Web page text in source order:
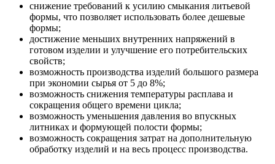
снижение требований к усилию смыкания литьевой
формы, что позволяет использовать более дешевые
формы;
достижение меньших внутренних напряжений в
готовом изделии и улучшение его потребительских
свойств;
возможность производства изделий большого размера
при экономии сырья от 5 до 8%;
возможность снижения температуры расплава и
сокращения общего времени цикла;
возможность уменьшения давления во впускных
литниках и формующей полости формы;
возможность сокращения затрат на дополнительную
обработку изделий и на весь процесс производства.